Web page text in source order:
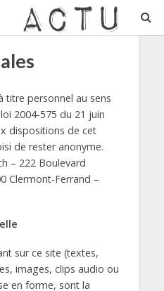
titre personnel au sens
2004-575 du 21 juin
dispositions de cet
de rester anonyme.
– 222 Boulevard
Clermont-Ferrand –
sur ce site (textes,
images, clips audio ou
en forme, sont la